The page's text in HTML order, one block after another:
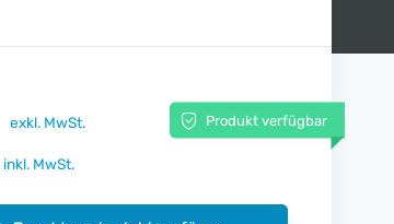
exkl. MwSt.
inkl. MwSt.
Produkt verfügbar